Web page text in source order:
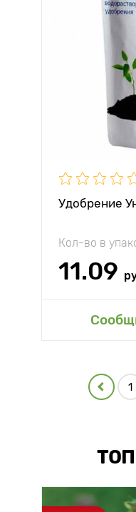
Удобрение
Кол-во в
11.09
1